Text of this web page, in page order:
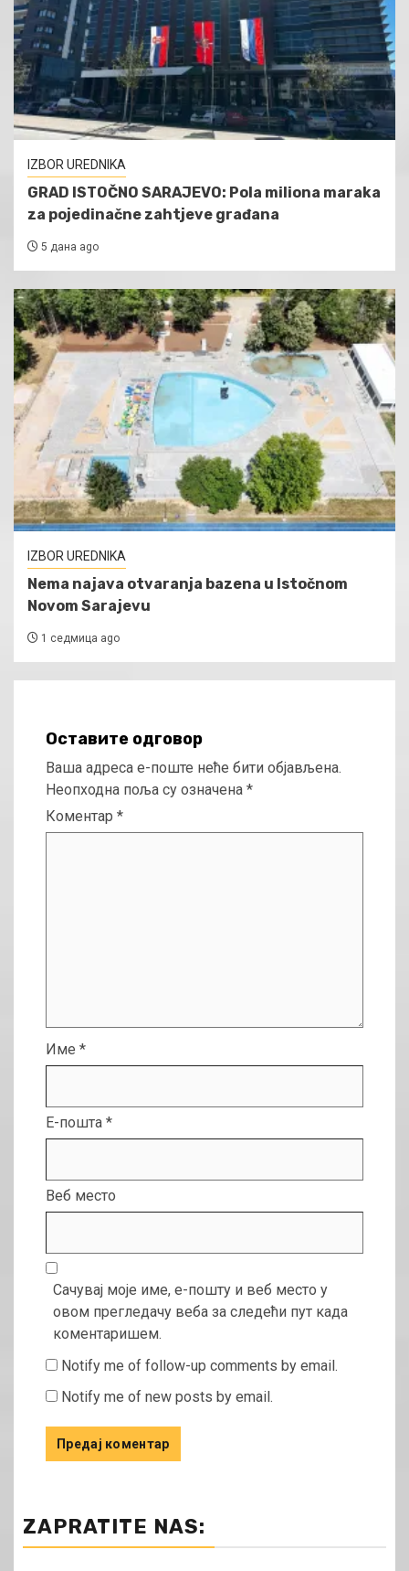
IZBOR UREDNIKA
GRAD ISTOČNO SARAJEVO: Pola miliona maraka
za pojedinačne zahtjeve građana
5 дана ago
IZBOR UREDNIKA
Nema najava otvaranja bazena u Istočnom
Novom Sarajevu
1 седмица ago
Оставите одговор
Ваша адреса е-поште неће бити објављена.
Неопходна поља су означена *
Коментар *
Име *
Е-пошта *
Веб место
Сачувај моје име, е-пошту и веб место у
овом прегледачу веба за следећи пут када
коментаришем.
Notify me of follow-up comments by email.
Notify me of new posts by email.
ZAPRATITE NAS: